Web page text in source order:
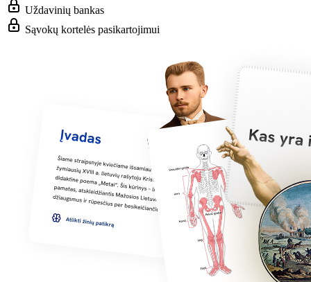
Uždavinių bankas
Sąvokų kortelės pasikartojimui